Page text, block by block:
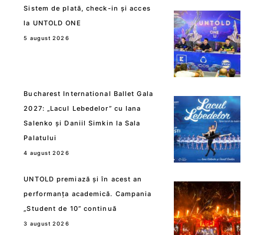
Sistem de plată, check-in și acces
la UNTOLD ONE
5 august 2026
Bucharest International Ballet Gala
2027: „Lacul Lebedelor” cu Iana
Salenko și Daniil Simkin la Sala
Palatului
4 august 2026
UNTOLD premiază și în acest an
performanța academică. Campania
„Student de 10” continuă
3 august 2026